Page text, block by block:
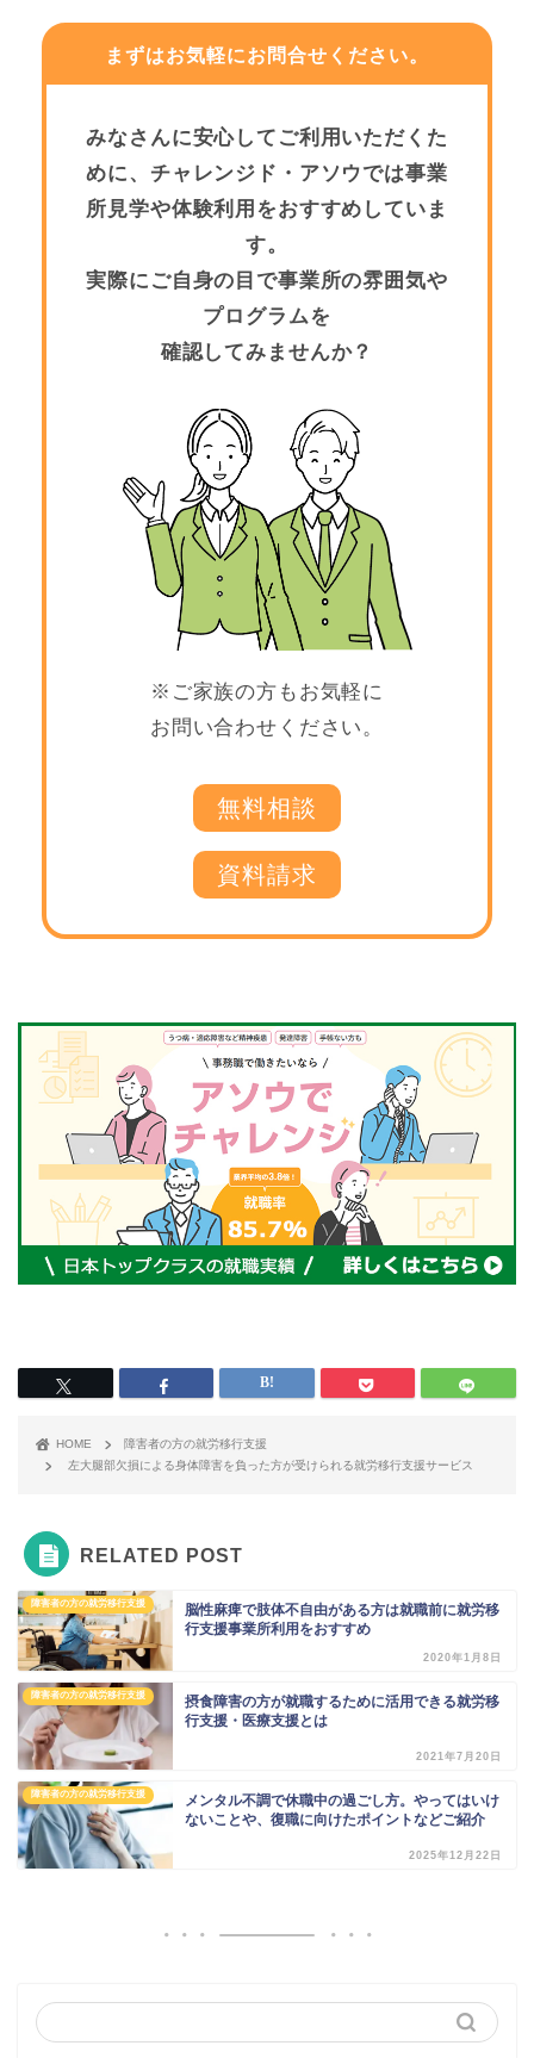
まずはお気軽にお問合せください。
みなさんに安心してご利用いただくた
めに、チャレンジド・アソウでは事業
所見学や体験利用をおすすめしていま
す。
実際にご自身の目で事業所の雰囲気や
プログラムを
確認してみませんか？
※ご家族の方もお気軽に
お問い合わせください。
無料相談
資料請求
HOME
障害者の方の就労移行支援
左大腿部欠損による身体障害を負った方が受けられる就労移行支援サービス
RELATED POST
障害者の方の就労移行支援
脳性麻痺で肢体不自由がある方は就職前に就労移
行支援事業所利用をおすすめ
2020年1月8日
障害者の方の就労移行支援
摂食障害の方が就職するために活用できる就労移
行支援・医療支援とは
2021年7月20日
障害者の方の就労移行支援
メンタル不調で休職中の過ごし方。やってはいけ
ないことや、復職に向けたポイントなどご紹介
2025年12月22日